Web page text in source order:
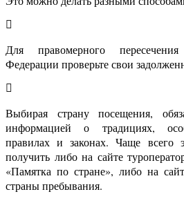
Для правомерного
Федерации проверьте свои
Выбирая страну посещения,
информацией о традициях,
правилах и законах. Чаще
получить либо на сайте
«Памятка по стране», либо на
страны пребывания.